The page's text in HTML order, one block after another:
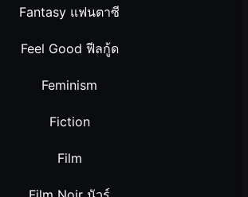
Fantasy แฟนตาซี
Feel Good ฟีลกู้ด
Feminism
Fiction
Film